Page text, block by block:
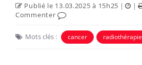
Publié le 13.03.2025 à 15h25 | |
Commenter
Mots clés : cancer radiothérapie